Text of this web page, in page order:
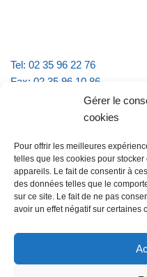
Gérer le
cookies
Pour offrir les meilleures
telles que les cookies pour
appareils. Le fait de consentir à
des données telles que le
sur ce site. Le fait de ne pas
avoir un effet négatif sur certaines
Tel: 02 35 96 22 76
Fax: 02 35 96 10 86
Email :
lundi et jeudi de 9h à 11h30
mardi et vendredi de 16h à